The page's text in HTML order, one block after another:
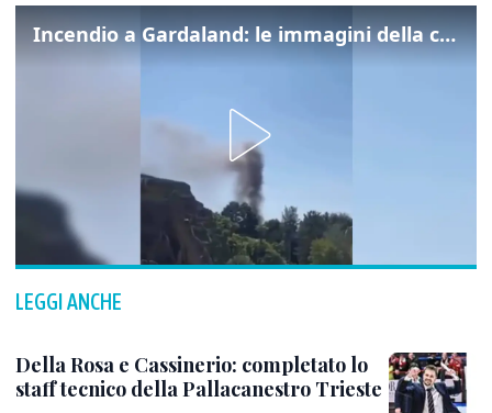
Incendio a Gardaland: le immagini della colonna di fumo
LEGGI ANCHE
Della Rosa e Cassinerio: completato lo
staff tecnico della Pallacanestro Trieste